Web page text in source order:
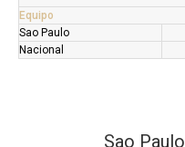
Equipo
Sao Paulo
Nacional
Sao Paulo